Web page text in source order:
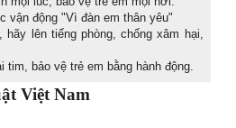
vận động "Vì đàn em thân yêu"
lên tiếng phòng, chống xâm hại,
tim, bảo vệ trẻ em bằng hành động.
Việt Nam